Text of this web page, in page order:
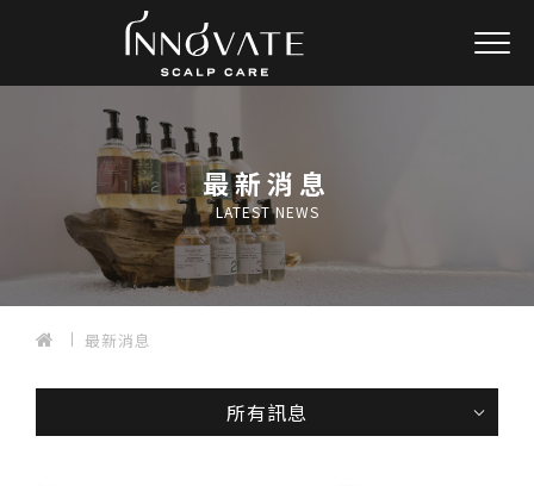
最新消息
LATEST NEWS
最新消息
所有訊息